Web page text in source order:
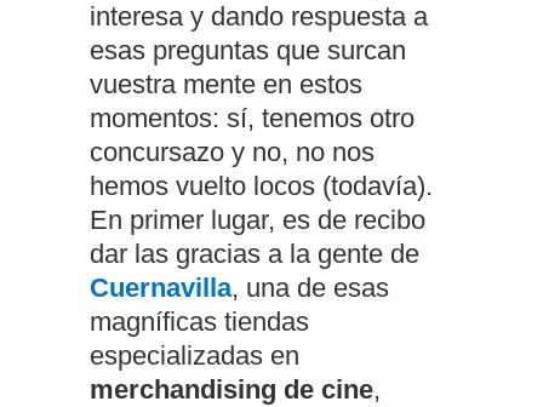
interesa y dando respuesta a
esas preguntas que surcan
vuestra mente en estos
momentos: sí, tenemos otro
concursazo y no, no nos
hemos vuelto locos (todavía).
En primer lugar, es de recibo
dar las gracias a la gente de
Cuernavilla, una de esas
magníficas tiendas
especializadas en
merchandising de cine,